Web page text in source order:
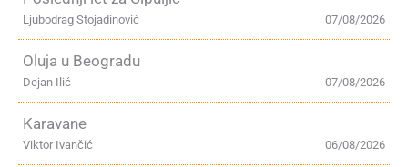
07/08/2026
Ljubodrag Stojadinović
Oluja u Beogradu
07/08/2026
Dejan Ilić
Karavane
06/08/2026
Viktor Ivančić